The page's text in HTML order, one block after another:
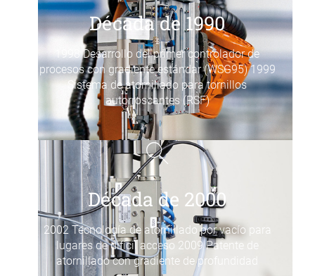
Década de 1990
1998 Desarrollo del primer controlador de
procesos con gradiente estándar (WSG95) 1999
Sistema de atornillado para tornillos
autorroscantes (RSF)
Década de 2000
2002 Tecnología de atornillado por vacío para
lugares de difícil acceso 2009 Patente de
atornillado con gradiente de profundidad